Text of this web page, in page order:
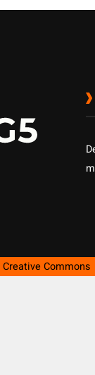
Creative Commons